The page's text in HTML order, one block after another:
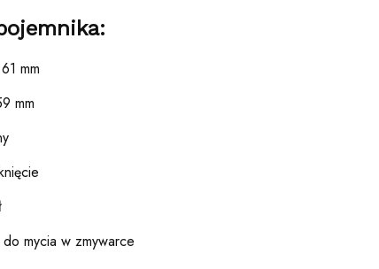
mm
mm
mycia w zmywarce